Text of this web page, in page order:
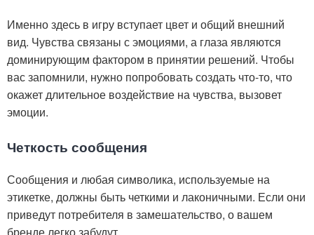
Именно здесь в игру вступает цвет и общий внешний
вид. Чувства связаны с эмоциями, а глаза являются
доминирующим фактором в принятии решений. Чтобы
вас запомнили, нужно попробовать создать что-то, что
окажет длительное воздействие на чувства, вызовет
эмоции.
Четкость сообщения
Сообщения и любая символика, используемые на
этикетке, должны быть четкими и лаконичными. Если они
приведут потребителя в замешательство, о вашем